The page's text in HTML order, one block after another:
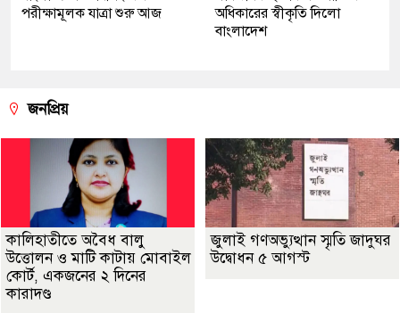
পরীক্ষামূলক যাত্রা শুরু আজ
অধিকারের স্বীকৃতি দিলো
বাংলাদেশ
জনপ্রিয়
কালিহাতীতে অবৈধ বালু
উত্তোলন ও মাটি কাটায় মোবাইল
কোর্ট, একজনের ২ দিনের
কারাদণ্ড
জুলাই গণঅভ্যুত্থান স্মৃতি জাদুঘর
উদ্বোধন ৫ আগস্ট